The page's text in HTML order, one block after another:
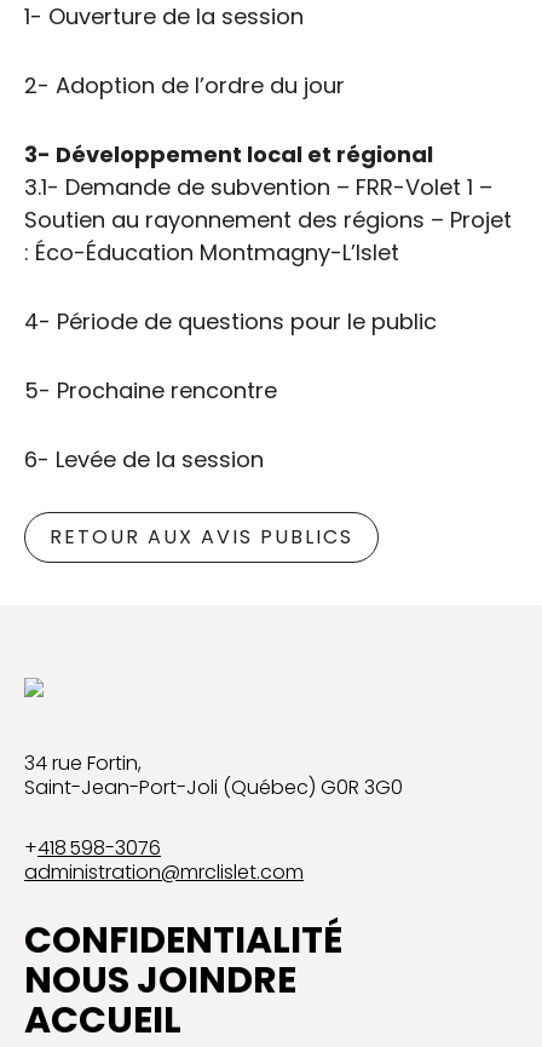
1- Ouverture de la session
2- Adoption de l’ordre du jour
3- Développement local et régional
3.1- Demande de subvention – FRR-Volet 1 –
Soutien au rayonnement des régions – Projet
: Éco-Éducation Montmagny-L’Islet
4- Période de questions pour le public
5- Prochaine rencontre
6- Levée de la session
RETOUR AUX AVIS PUBLICS
34 rue Fortin,
Saint-Jean-Port-Joli (Québec) G0R 3G0
+418 598-3076
administration@mrclislet.com
CONFIDENTIALITÉ
NOUS JOINDRE
ACCUEIL